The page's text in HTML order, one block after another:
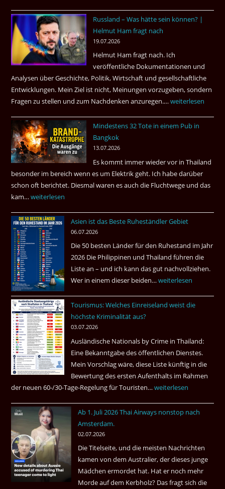
aufgeklärt
3
Tote
kamen
dazu.
Russland – Was hätte sein können? |
Helmut Ham fragt nach
19.07.2026
Helmut Ham fragt nach. Ich
veröffentliche Dokumentationen und
Analysen über Geschichte, Politik, Wirtschaft und gesellschaftliche
Entwicklungen. Mein Ziel ist nicht, Meinungen vorzugeben, sondern
Fragen zu stellen und zum Nachdenken anzuregen.…Russland
Was
können?
|
Helmut
fragt
weiterlesen
Mindestens 32 Tote in einem Pub in
Bangkok
13.07.2026
Es kommt immer wieder vor in Thailand
besonder im bereich wenn es um Elektrik geht. Ich habe darüber
schon oft berichtet. Diesmal waren es auch die Fluchtwege und das
kam…Mindestens
Tote
einem
Pub
Bangkok
weiterlesen
Asien ist das Beste Ruheständler Gebiet
06.07.2026
Die 50 besten Länder für den Ruhestand im Jahr
2026 Die Philippinen und Thailand führen die
Liste an – und ich kann das gut nachvollziehen.
Wer in einem dieser beiden…Asien
das
Gebiet
weiterlesen
Tourismus: Welches Einreiseland weist die
höchste Kriminalität aus?
03.07.2026
Ausländische Nationals by Crime in Thailand:
Eine Bekanntgabe des öffentlichen Dienstes.
Mein Vorschlag wäre, diese Liste künftig in die
Bewertung des ersten Aufenthalts im Rahmen
der neuen 60-/30-Tage-Regelung für Touristen…Tourismus:
Einreiseland
höchste
Kriminalität
aus?
weiterlesen
Ab 1. Juli 2026 Thai Airways nonstop nach
Amsterdam.
02.07.2026
Die Titelseite, und die meisten Nachrichten
kamen von dem Australier, der dieses junge
Mädchen ermordet hat. Hat er noch mehr
Morde auf dem Kerbholz? Das fragt sich die